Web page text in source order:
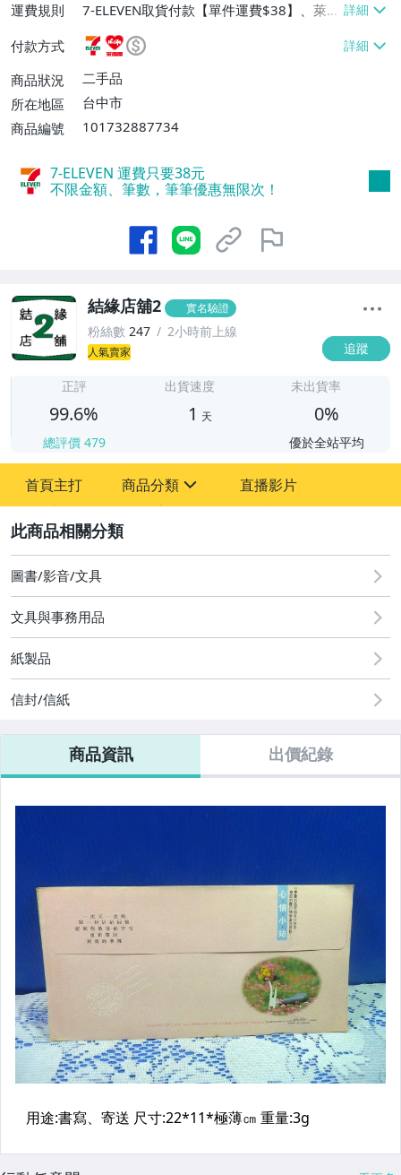
運費規則
7-ELEVEN取貨付款【單件運費$38】、萊爾
富取貨付款【單件運費$60】、郵局掛號
【單件運費$70】
付款方式
商品狀況
二手品
所在地區
台中市
商品編號
101732887734
7-ELEVEN 運費只要38元
不限金額、筆數，筆筆優惠無限次！
結緣店舖2 實名驗證
粉絲數 247 2小時前上線
人氣賣家 追蹤
正評
99.6%
總評價 479
出貨速度
1 天
未出貨率
0%
優於全站平均
首頁主打 商品分類
圖書/影音/文具
古董、藝術與礦石
電腦、平板與周邊
成人專區
女裝與服飾配件
手錶與飾品配件
女包精品與女鞋
美食與地方特產
直播影片
圖書/影音/文具
文具與事務用品
紙製品
信封/信紙
商品資訊 出價紀錄